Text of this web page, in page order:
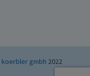
koerbler gmbh 2022